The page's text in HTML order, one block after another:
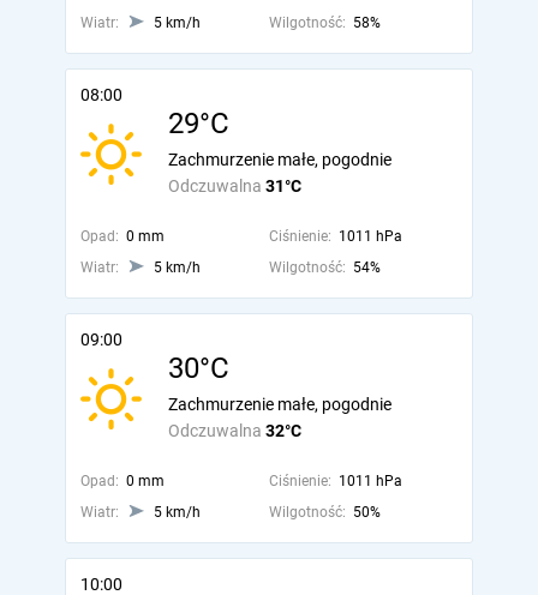
Wiatr: 5 km/h Wilgotność: 58%
08:00
29°C
Odczuwalna 31°C
Zachmurzenie małe, pogodnie
Opad: 0 mm Ciśnienie: 1011 hPa
Wiatr:
5 km/h Wilgotność: 54%
09:00
30°C
Odczuwalna 32°C
Zachmurzenie małe, pogodnie
Opad: 0 mm Ciśnienie: 1011 hPa
Wiatr:
5 km/h Wilgotność: 50%
10:00